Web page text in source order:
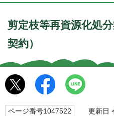
剪定枝等再資源化処
契約）
ページ番号1047522 更新日